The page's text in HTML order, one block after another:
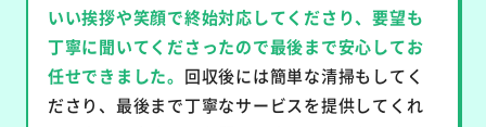
いい挨拶や笑顔で終始対応してくださり、要望も
丁寧に聞いてくださったので最後まで安心してお
任せできました。 回収後には簡単な清掃もしてく
ださり、最後まで丁寧なサービスを提供してくれ